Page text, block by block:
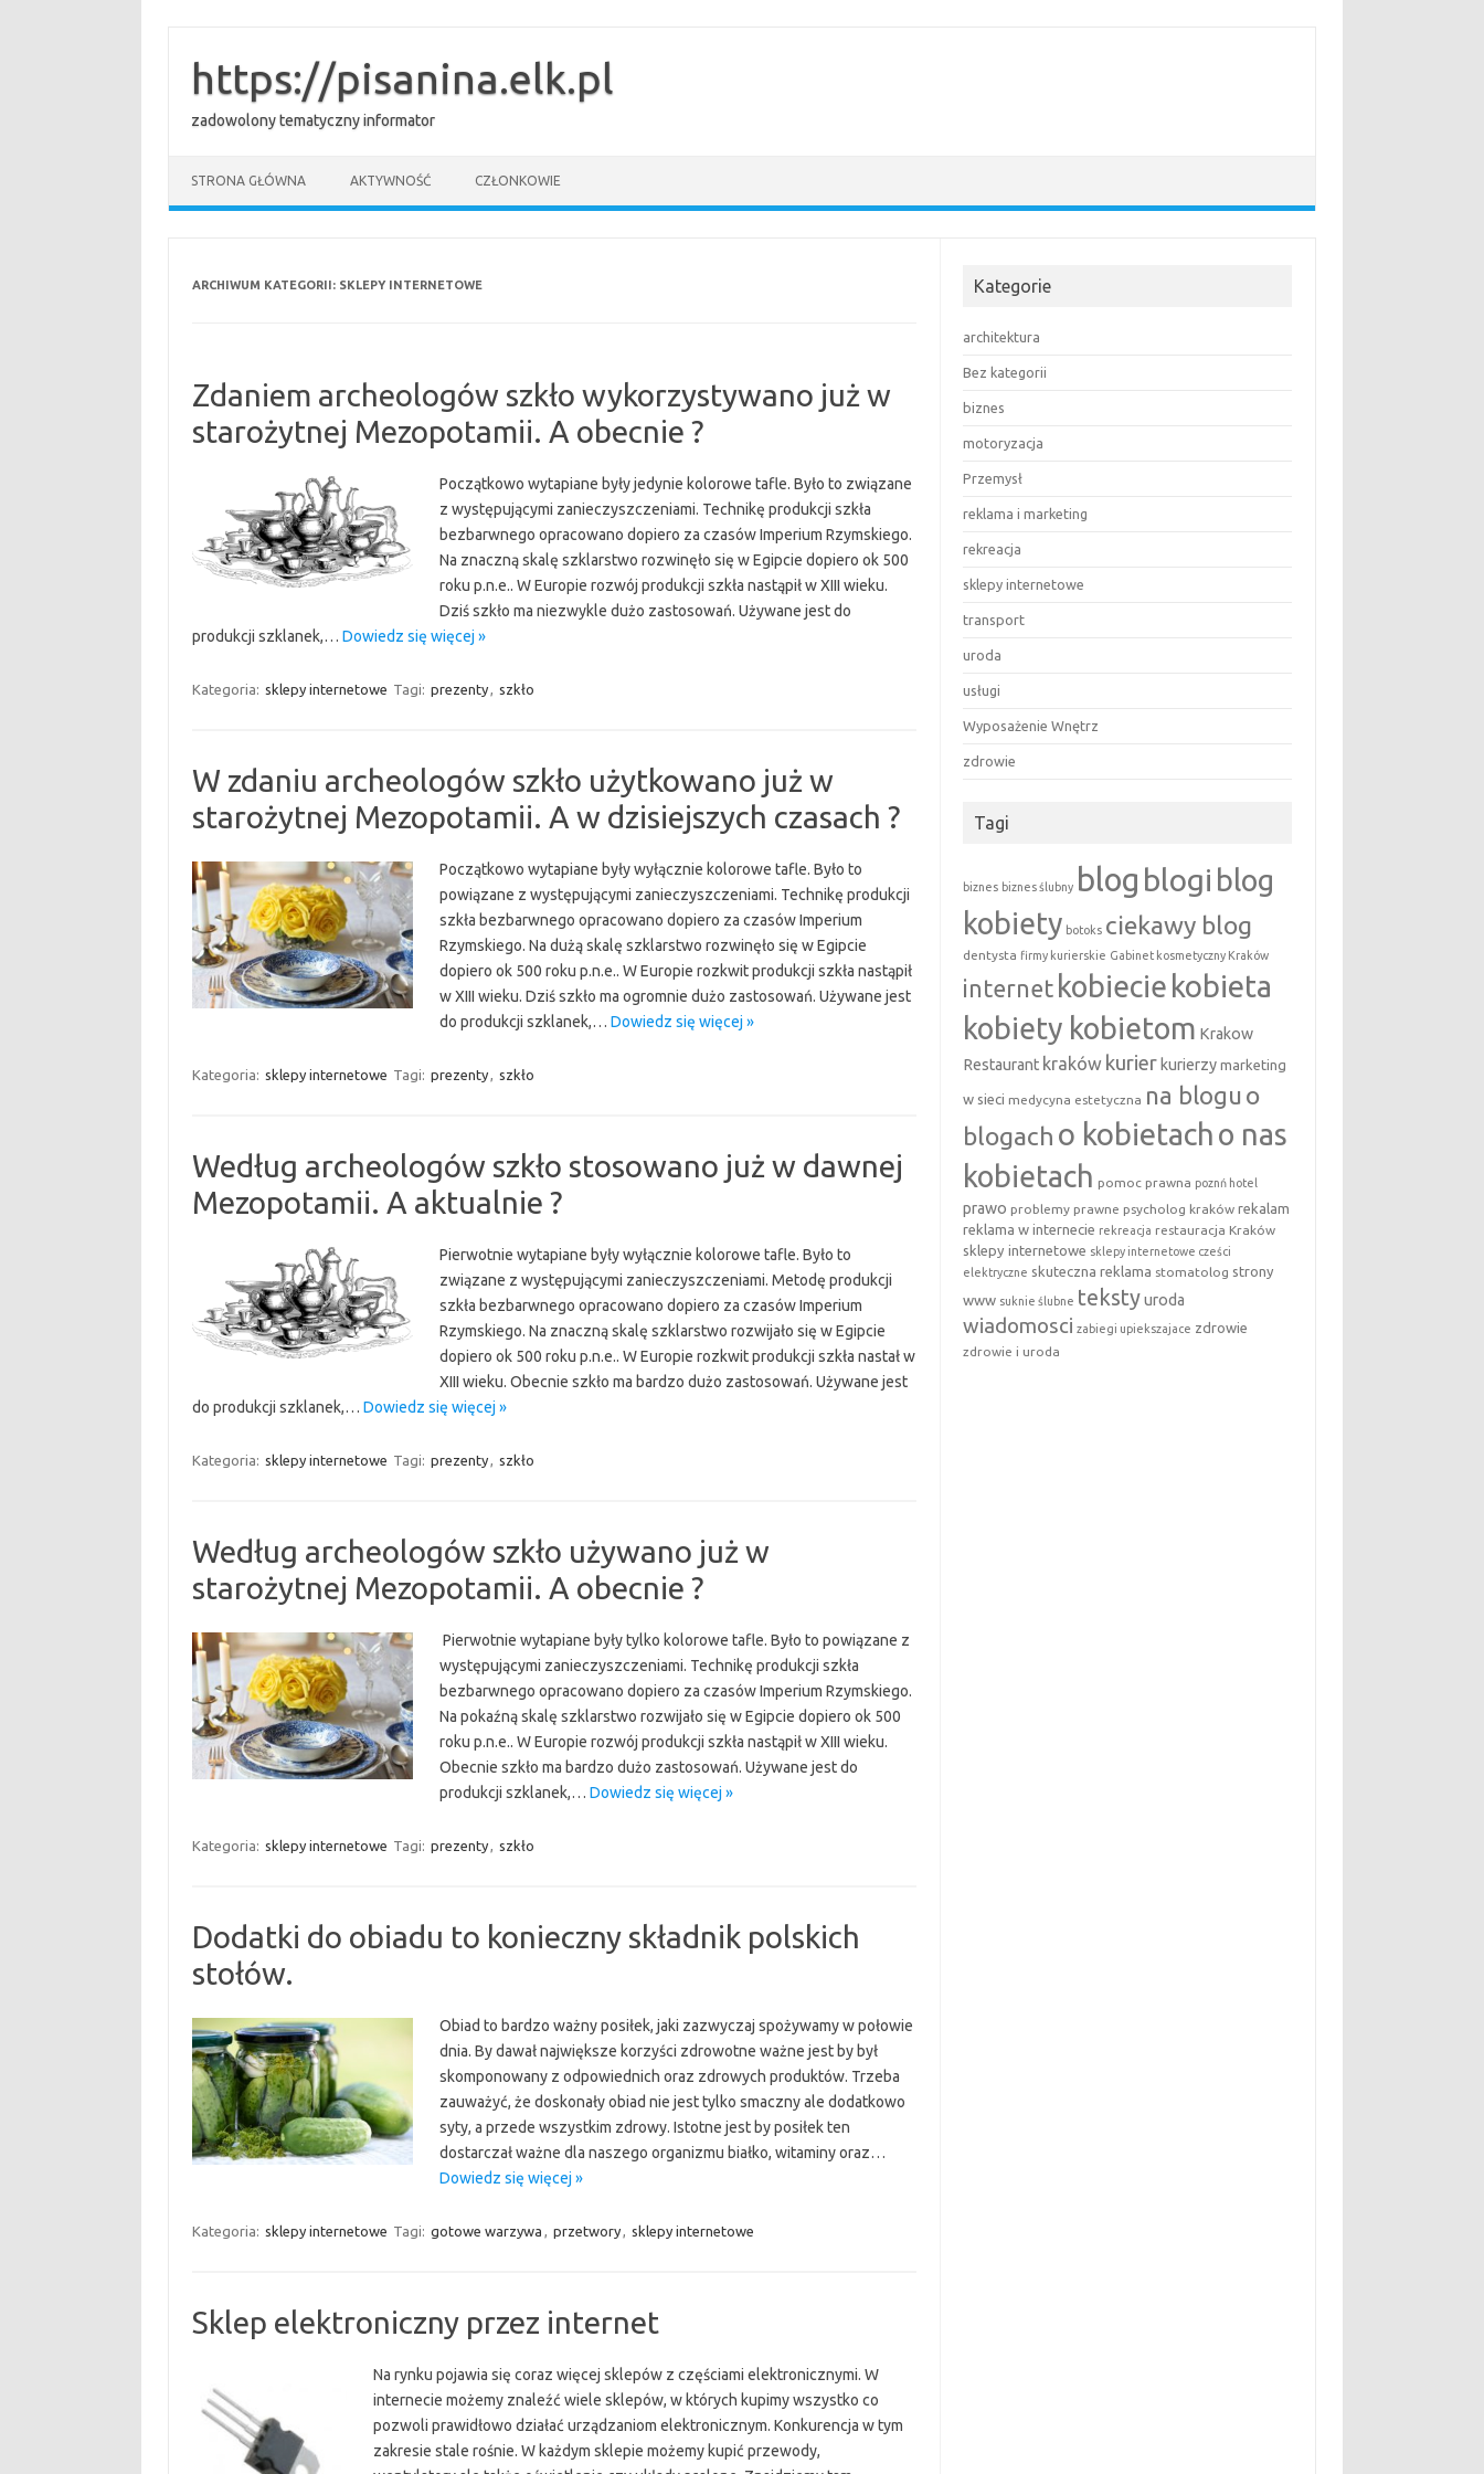
treścihttps://pisanina.elk.pl
zadowolony tematyczny informator
STRONA GŁÓWNA AKTYWNOŚĆ CZŁONKOWIE
ARCHIWUM KATEGORII: SKLEPY INTERNETOWE
Zdaniem archeologów szkło wykorzystywano już w
starożytnej Mezopotamii. A obecnie ?
Początkowo wytapiane były jedynie kolorowe tafle. Było to związane
z występującymi zanieczyszczeniami. Technikę produkcji szkła
bezbarwnego opracowano dopiero za czasów Imperium Rzymskiego.
Na znaczną skalę szklarstwo rozwinęło się w Egipcie dopiero ok 500
roku p.n.e.. W Europie rozwój produkcji szkła nastąpił w XIII wieku.
Dziś szkło ma niezwykle dużo zastosowań. Używane jest do
produkcji szklanek,… Dowiedz się więcej »
Kategoria: sklepy internetowe Tagi: prezenty, szkło
W zdaniu archeologów szkło użytkowano już w
starożytnej Mezopotamii. A w dzisiejszych czasach ?
Początkowo wytapiane były wyłącznie kolorowe tafle. Było to
powiązane z występującymi zanieczyszczeniami. Technikę produkcji
szkła bezbarwnego opracowano dopiero za czasów Imperium
Rzymskiego. Na dużą skalę szklarstwo rozwinęło się w Egipcie
dopiero ok 500 roku p.n.e.. W Europie rozkwit produkcji szkła nastąpił
w XIII wieku. Dziś szkło ma ogromnie dużo zastosowań. Używane jest
do produkcji szklanek,… Dowiedz się więcej »
Kategoria: sklepy internetowe Tagi: prezenty, szkło
Według archeologów szkło stosowano już w dawnej
Mezopotamii. A aktualnie ?
Pierwotnie wytapiane były wyłącznie kolorowe tafle. Było to
związane z występującymi zanieczyszczeniami. Metodę produkcji
szkła bezbarwnego opracowano dopiero za czasów Imperium
Rzymskiego. Na znaczną skalę szklarstwo rozwijało się w Egipcie
dopiero ok 500 roku p.n.e.. W Europie rozkwit produkcji szkła nastał w
XIII wieku. Obecnie szkło ma bardzo dużo zastosowań. Używane jest
do produkcji szklanek,… Dowiedz się więcej »
Kategoria: sklepy internetowe Tagi: prezenty, szkło
Według archeologów szkło używano już w
starożytnej Mezopotamii. A obecnie ?
Pierwotnie wytapiane były tylko kolorowe tafle. Było to powiązane z
występującymi zanieczyszczeniami. Technikę produkcji szkła
bezbarwnego opracowano dopiero za czasów Imperium Rzymskiego.
Na pokaźną skalę szklarstwo rozwijało się w Egipcie dopiero ok 500
roku p.n.e.. W Europie rozwój produkcji szkła nastąpił w XIII wieku.
Obecnie szkło ma bardzo dużo zastosowań. Używane jest do
produkcji szklanek,… Dowiedz się więcej »
Kategoria: sklepy internetowe Tagi: prezenty, szkło
Dodatki do obiadu to konieczny składnik polskich
stołów.
Obiad to bardzo ważny posiłek, jaki zazwyczaj spożywamy w połowie
dnia. By dawał największe korzyści zdrowotne ważne jest by był
skomponowany z odpowiednich oraz zdrowych produktów. Trzeba
zauważyć, że doskonały obiad nie jest tylko smaczny ale dodatkowo
syty, a przede wszystkim zdrowy. Istotne jest by posiłek ten
dostarczał ważne dla naszego organizmu białko, witaminy oraz…
Dowiedz się więcej »
Kategoria: sklepy internetowe Tagi: gotowe warzywa , przetwory, sklepy internetowe
Sklep elektroniczny przez internet
Na rynku pojawia się coraz więcej sklepów z częściami elektronicznymi. W
internecie możemy znaleźć wiele sklepów, w których kupimy wszystko co
pozwoli prawidłowo działać urządzaniom elektronicznym. Konkurencja w tym
zakresie stale rośnie. W każdym sklepie możemy kupić przewody,
Kategorie
architektura
Bez kategorii
biznes
motoryzacja
Przemysł
reklama i marketing
rekreacja
sklepy internetowe
transport
uroda
usługi
Wyposażenie Wnętrz
zdrowie
Tagi
biznes biznes ślubny blog blogi blog
kobiety botoks ciekawy blog
dentysta firmy kurierskie Gabinet kosmetyczny Kraków
internet kobiecie kobieta
kobiety kobietom Krakow
Restaurant kraków kurier kurierzy marketing
w sieci medycyna estetyczna na blogu o
blogach o kobietach o nas
kobietach pomoc prawna poznń hotel
prawo problemy prawne psycholog kraków rekalam
reklama w internecie rekreacja restauracja Kraków
sklepy internetowe sklepy internetowe cześci
elektryczne skuteczna reklama stomatolog strony
www suknie ślubne teksty uroda
wiadomosci zabiegi upiekszajace zdrowie
zdrowie i uroda